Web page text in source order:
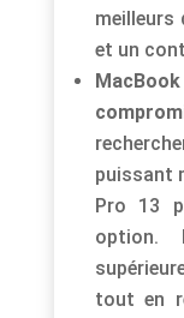
meilleurs
et un
puissant
Pro 13
option.
tout en